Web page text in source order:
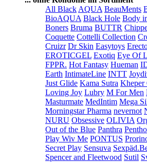
All Black AQUA BeauMents
BioAQUA Black Hole Body
Boners Bruma BUTTR
Coquette Cottelli Collection
Cruizr Dr Skin Easytoys
EROTICGEL Exotiq Eye Of
FPPR. Hot Fantasy Hueman
Earth IntimateLine INTT
Just Glide Kama Sutra Kheper
Loving Joy Lubry M For Men
Masturmate MedIntim Mega
Morningstar Pharma nevernot
NURU Obsessive OLIVIA
Out of the Blue Panthra
Play Wiv Me PONTUS
Secret Play Sensuva
Spencer and Fleetwood Sutil